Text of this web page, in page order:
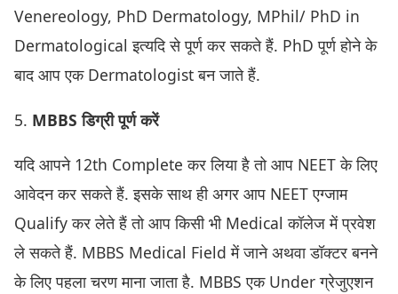
Venereology, PhD Dermatology, MPhil/ PhD in
Dermatological इत्यदि से पूर्ण कर सकते हैं. PhD पूर्ण होने के
बाद आप एक Dermatologist बन जाते हैं.
5. MBBS डिग्री पूर्ण करें
यदि आपने 12th Complete कर लिया है तो आप NEET के लिए
आवेदन कर सकते हैं. इसके साथ ही अगर आप NEET एग्जाम
Qualify कर लेते हैं तो आप किसी भी Medical कॉलेज में प्रवेश
ले सकते हैं. MBBS Medical Field में जाने अथवा डॉक्टर बनने
के लिए पहला चरण माना जाता है. MBBS एक Under ग्रेजुएशन